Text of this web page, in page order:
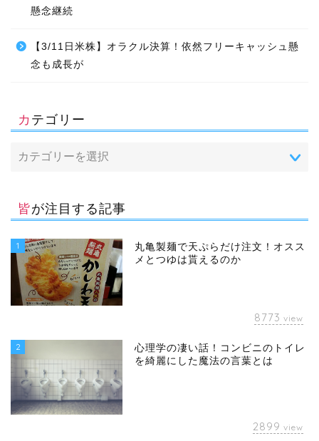
懸念継続
【3/11日米株】オラクル決算！依然フリーキャッシュ懸
念も成長が
カテゴリー
皆が注目する記事
1
丸亀製麺で天ぷらだけ注文！オスス
メとつゆは貰えるのか
8773 view
2
心理学の凄い話！コンビニのトイレ
を綺麗にした魔法の言葉とは
2899 view